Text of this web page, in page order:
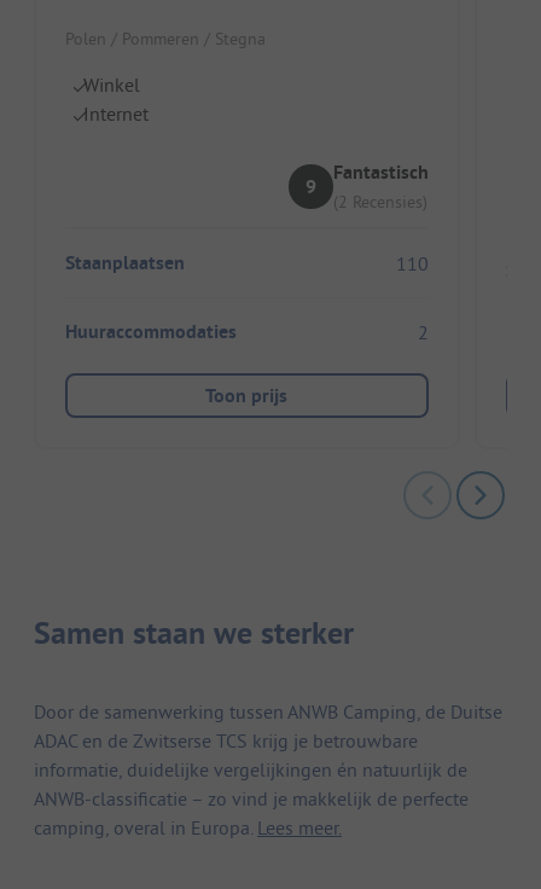
Polen / Pommeren / Stegna
Winkel
Internet
9
Fantastisch
(2 Recensies)
Staanplaatsen 110
Huuraccommodaties 2
Toon prijs
Samen staan we sterker
Door de samenwerking tussen ANWB Camping, de Duitse
ADAC en de Zwitserse TCS krijg je betrouwbare
informatie, duidelijke vergelijkingen én natuurlijk de
ANWB-classificatie – zo vind je makkelijk de perfecte
camping, overal in Europa. Lees meer.